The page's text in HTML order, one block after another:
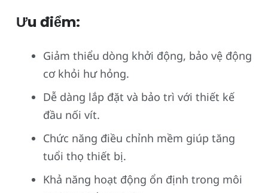
Ưu điểm:
Giảm thiểu dòng khởi động, bảo vệ động
cơ khỏi hư hỏng.
Dễ dàng lắp đặt và bảo trì với thiết kế
đầu nối vít.
Chức năng điều chỉnh mềm giúp tăng
tuổi thọ thiết bị.
Khả năng hoạt động ổn định trong môi